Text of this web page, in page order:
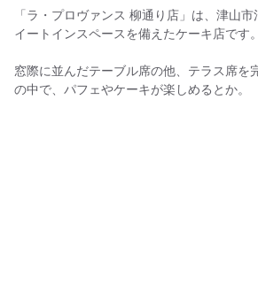
「ラ・プロヴァンス 柳通り店」は、津山
イートインスペースを備えたケーキ店です。
窓際に並んだテーブル席の他、テラス席を
の中で、パフェやケーキが楽しめるとか。